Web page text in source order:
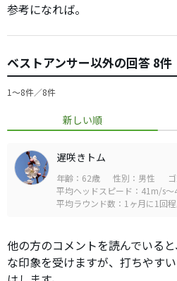
参考になれば。
ベストアンサー以外の回答 8件
1〜8件／8件
新しい順
遅咲きトム
年齢：62歳 性別：男性
平均ヘッドスピード：41m/s
平均ラウンド数：1ヶ月に1回
他の方のコメントを読んでいる
な印象を受けますが、打ちやす